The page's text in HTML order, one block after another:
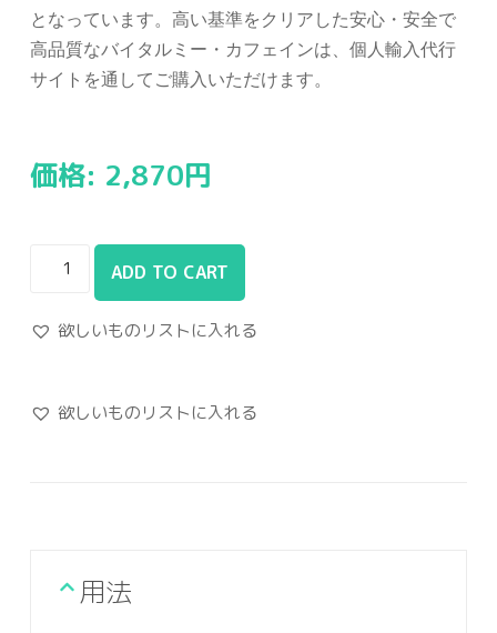
となっています。高い基準をクリアした安心・安全で
高品質なバイタルミー・カフェインは、個人輸入代行
サイトを通してご購入いただけます。
価格: 2,870円
ADD TO CART
欲しいものリストに入れる
欲しいものリストに入れる
用法